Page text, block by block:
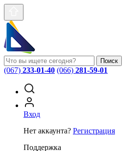
Поиск
(067) 233-01-40 (066) 281-59-01
Вход
Нет аккаунта? Регистрация
Поддержка